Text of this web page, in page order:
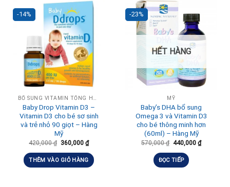
-14%
Baby Drop Vitamin D3 –
Vitamin D3 cho bé sơ sinh
và trẻ nhỏ 90 giọt – Hàng
Mỹ
420,000₫ 360,000 ₫
THÊM VÀO GIỎ HÀNG
-23%
HẾT HÀNG
MỸ
Baby’s DHA bổ sung
Omega 3 và Vitamin D3
cho bé thông minh hơn
(60ml) – Hàng Mỹ
570,000₫ 440,000 ₫
ĐỌC TIẾP